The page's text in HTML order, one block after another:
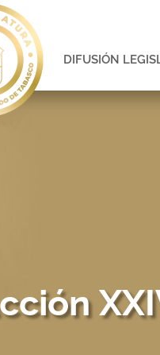
DIFUSIÓN